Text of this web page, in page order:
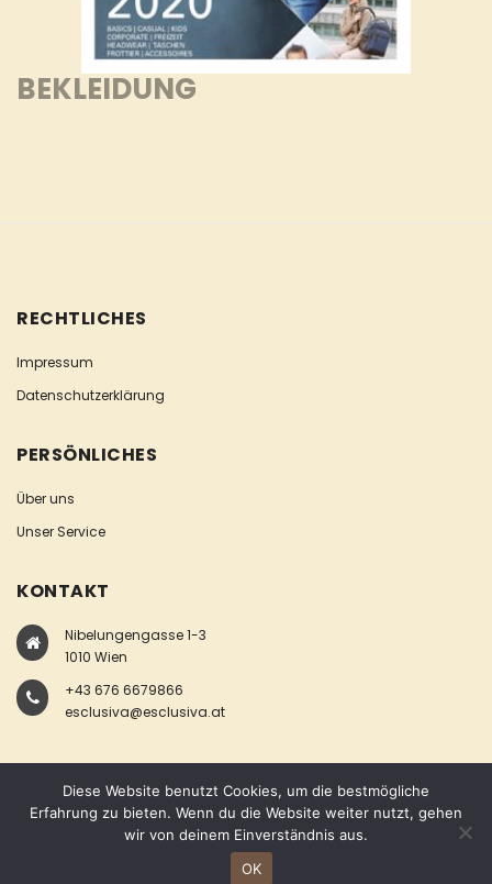
BEKLEIDUNG
RECHTLICHES
Impressum
Datenschutzerklärung
PERSÖNLICHES
Über uns
Unser Service
KONTAKT
Nibelungengasse 1-3
1010 Wien
+43 676 6679866
esclusiva@esclusiva.at
COPYRIGHT © ESCLUSIVA
Diese Website benutzt Cookies, um die bestmögliche
Erfahrung zu bieten. Wenn du die Website weiter nutzt, gehen
wir von deinem Einverständnis aus.
OK